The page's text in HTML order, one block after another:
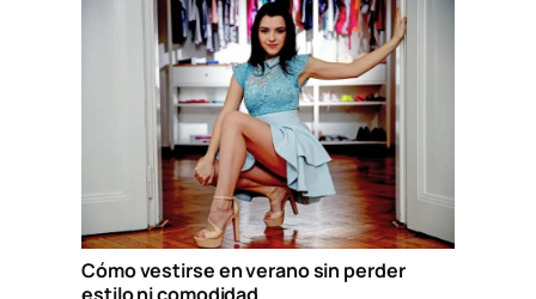
Cómo vestirse en verano sin perder